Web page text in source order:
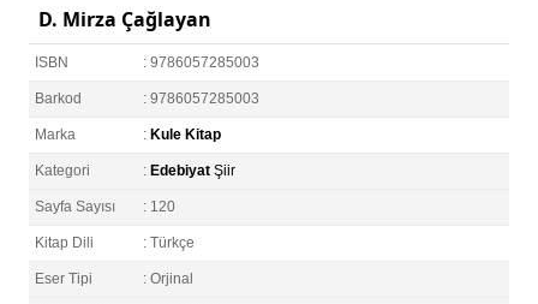
D. Mirza Çağlayan
ISBN : 9786057285003
Barkod : 9786057285003
Marka : Kule Kitap
Kategori : Edebiyat Şiir
Sayfa Sayısı : 120
Kitap Dili : Türkçe
Eser Tipi : Orjinal